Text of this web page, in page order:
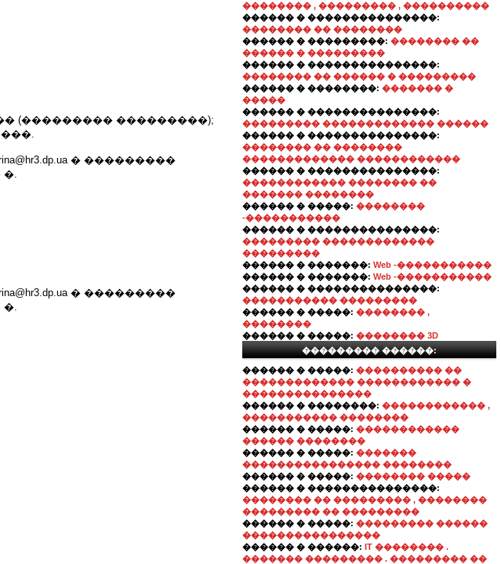
(��������� ���������);
� ���������
� ���������
�������� , ��������� , ����������
������ � ���������������:
�������� �� ��������
������ � ���������: �������� ��
������ � ���������
������ � ���������������:
�������� �� ������ � ���������
������ � ��������: ������� �
�����
������ � ���������������:
��������� ������������� ������
������ � ���������������:
�������� �� ��������
������������� ������������
������ � ���������������:
������������ �������� ��
������� ��������
������ � �����: ��������
-�����������
������ � ���������������:
��������� �������������
���������
������ � �������: Web -�����������
������ � �������: Web -�����������
������ � ���������������:
����������� ���������
������ � �����: �������� ,
��������
������ � �����: �������� 3D
��������� ������:
������ � �����: ���������� ��
������������� ������������ �
���������������
������ � ��������: ������������ ,
����������� ��������
������ � �����: ������������
������ ��������
������ � �����: �������
���������������� ��������
������ � �����: �������� �����
������ � ���������������:
�������� �� ��������� , ��������
��������� �� ���������
������ � �����: ��������� ������
����������������
������ � ������: IT �������� .
������� ��������� . ��������� ��